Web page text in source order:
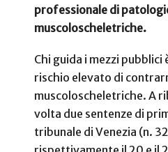
professionale di
muscoloscheletriche.
Chi guida i mezzi
rischio elevato di
muscoloscheletriche. A
volta due sentenze di
tribunale di Venezia (n.